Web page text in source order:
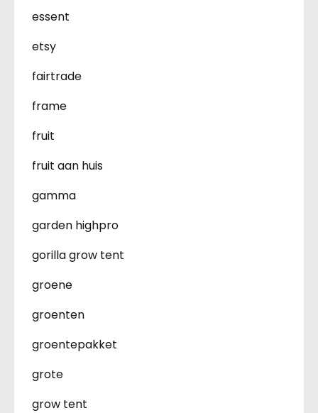
essent
etsy
fairtrade
frame
fruit
fruit aan huis
gamma
garden highpro
gorilla grow tent
groene
groenten
groentepakket
grote
grow tent